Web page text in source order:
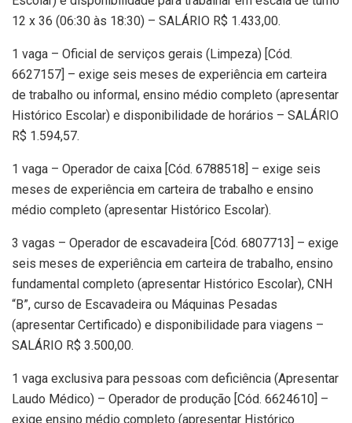
12 x 36 (06:30 às 18:30) – SALÁRIO R$ 1.433,00.
1 vaga – Oficial de serviços gerais (Limpeza) [Cód.
6627157] – exige seis meses de experiência em carteira
de trabalho ou informal, ensino médio completo (apresentar
Histórico Escolar) e disponibilidade de horários – SALÁRIO
R$ 1.594,57.
1 vaga – Operador de caixa [Cód. 6788518] – exige seis
meses de experiência em carteira de trabalho e ensino
médio completo (apresentar Histórico Escolar).
3 vagas – Operador de escavadeira [Cód. 6807713] – exige
seis meses de experiência em carteira de trabalho, ensino
fundamental completo (apresentar Histórico Escolar), CNH
“B”, curso de Escavadeira ou Máquinas Pesadas
(apresentar Certificado) e disponibilidade para viagens –
SALÁRIO R$ 3.500,00.
1 vaga exclusiva para pessoas com deficiência (Apresentar
Laudo Médico) – Operador de produção [Cód. 6624610] –
exige ensino médio completo (apresentar Histórico